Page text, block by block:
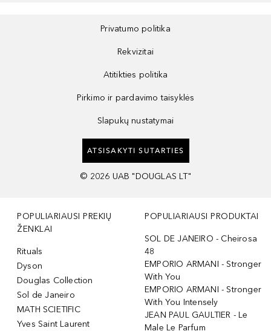
Privatumo politika
Rekvizitai
Atitikties politika
Pirkimo ir pardavimo taisyklės
Slapukų nustatymai
ATSISAKYTI SUTARTIES
© 2026 UAB "DOUGLAS LT"
POPULIARIAUSI PREKIŲ
ŽENKLAI
Rituals
Dyson
Douglas Collection
Sol de Janeiro
MATH SCIETIFIC
Yves Saint Laurent
POPULIARIAUSI PRODUKTAI
SOL DE JANEIRO - Cheirosa
48
EMPORIO ARMANI - Stronger
With You
EMPORIO ARMANI - Stronger
With You Intensely
JEAN PAUL GAULTIER - Le
Male Le Parfum